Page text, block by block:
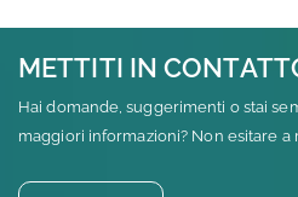
METTITI IN
Hai domande, suggerimenti o stai
maggiori informazioni? Non esitare